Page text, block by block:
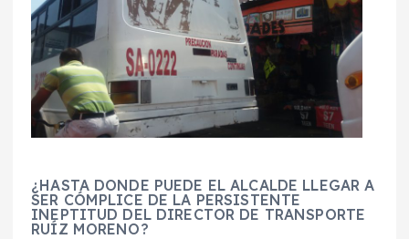
¿HASTA DONDE PUEDE EL ALCALDE LLEGAR A
SER CÓMPLICE DE LA PERSISTENTE
INEPTITUD DEL DIRECTOR DE TRANSPORTE
RUÍZ MORENO?